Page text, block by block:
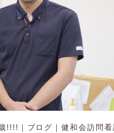
!!!!｜ブログ｜健和会訪問看